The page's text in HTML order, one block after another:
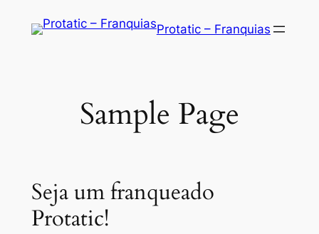
Protatic – Franquias
Sample Page
Seja um franqueado
Protatic!